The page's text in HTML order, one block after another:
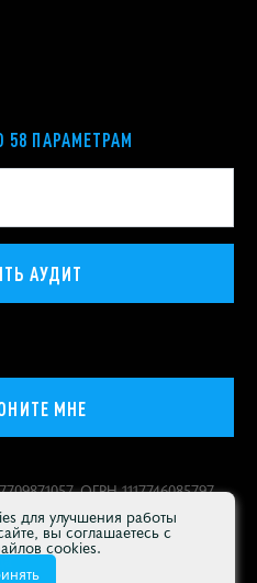
58 ПАРАМЕТРАМ
АУДИТ
МНЕ
ОГРН 1117746085797
персональных данных
17, строение 3
для улучшения работы
вы соглашаетесь с
cookies.